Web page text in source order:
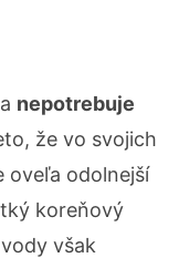
nepotrebuje
že vo svojich
oveľa odolnejší
koreňový
však